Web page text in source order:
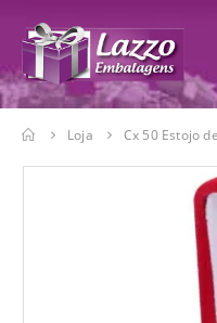
Loja Cx 50 Estojo